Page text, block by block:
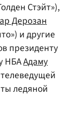
Стэйт»),
Дерозан
и другие
президенту
НБААдаму
ледяной